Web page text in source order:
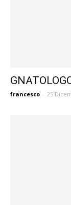
francesco - 25